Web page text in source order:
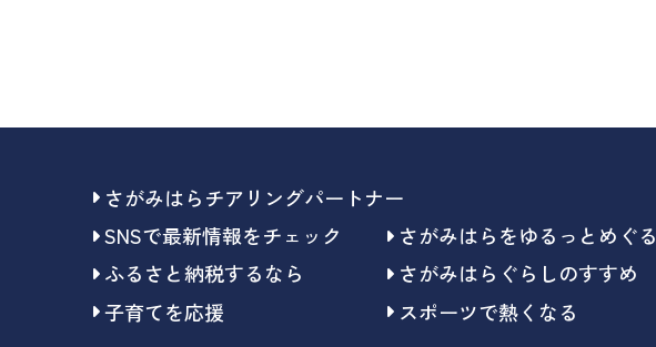
さがみはらチアリングパートナー
SNSで最新情報をチェック
さがみはらをゆるっとめぐる
ふるさと納税するなら
さがみはらぐらしのすすめ
子育てを応援
スポーツで熱くなる